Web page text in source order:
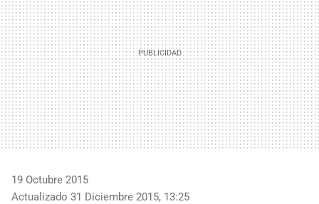
19 Octubre 2015
Actualizado 31 Diciembre 2015, 13:25